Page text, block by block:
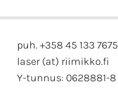
puh. +358 45 133 7675
laser (at) riimikko.fi
Y-tunnus: 0628881-8